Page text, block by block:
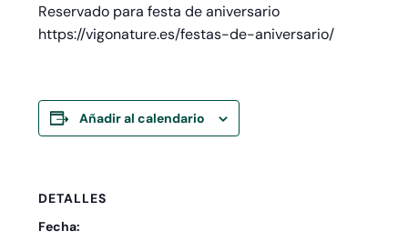
Reservado para festa de aniversario
https://vigonature.es/festas-de-aniversario/
Añadir al calendario
DETALLES
Fecha: